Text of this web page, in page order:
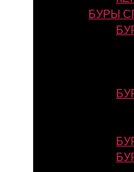
БУРЫ